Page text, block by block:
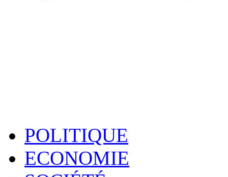
POLITIQUE
ECONOMIE